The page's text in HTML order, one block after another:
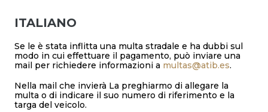
ITALIANO
Se le è stata inflitta una multa stradale e ha dubbi sul
modo in cui effettuare il pagamento, può inviare una
mail per richiedere informazioni a multas@atib.es.
Nella mail che invierà La preghiarmo di allegare la
multa o di indicare il suo numero di riferimento e la
targa del veicolo.